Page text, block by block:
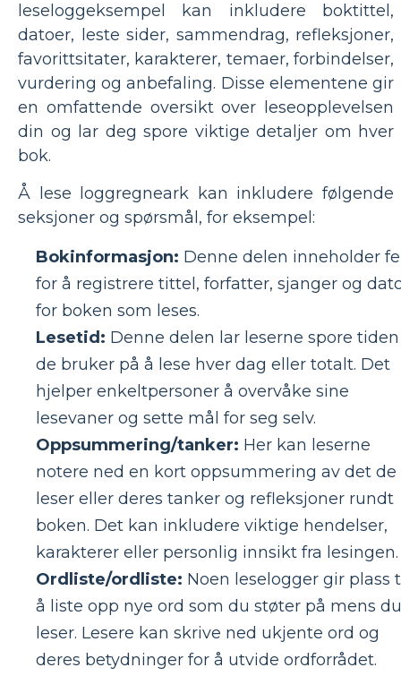
leseloggeksempel kan inkludere boktittel,
datoer, leste sider, sammendrag, refleksjoner,
favorittsitater, karakterer, temaer, forbindelser,
vurdering og anbefaling. Disse elementene gir
en omfattende oversikt over leseopplevelsen
din og lar deg spore viktige detaljer om hver
bok.
Å lese loggregneark kan inkludere følgende
seksjoner og spørsmål, for eksempel:
Bokinformasjon: Denne delen inneholder
for å registrere tittel, forfatter, sjanger og
for boken som leses.
Lesetid: Denne delen lar leserne spore tiden
de bruker på å lese hver dag eller totalt. Det
hjelper enkeltpersoner å overvåke sine
lesevaner og sette mål for seg selv.
Oppsummering/tanker: Her kan leserne
notere ned en kort oppsummering av det de
leser eller deres tanker og refleksjoner rundt
boken. Det kan inkludere viktige hendelser,
karakterer eller personlig innsikt fra lesingen.
Ordliste/ordliste: Noen leselogger gir plass
å liste opp nye ord som du støter på mens du
leser. Lesere kan skrive ned ukjente ord og
deres betydninger for å utvide ordforrådet.